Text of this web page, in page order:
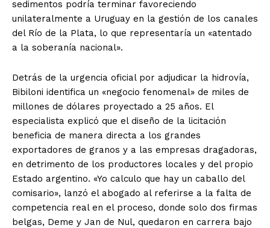
sedimentos podría terminar favoreciendo
unilateralmente a Uruguay en la gestión de los canales
del Río de la Plata, lo que representaría un «atentado
a la soberanía nacional».
Detrás de la urgencia oficial por adjudicar la hidrovía,
Bibiloni identifica un «negocio fenomenal» de miles de
millones de dólares proyectado a 25 años. El
especialista explicó que el diseño de la licitación
beneficia de manera directa a los grandes
exportadores de granos y a las empresas dragadoras,
en detrimento de los productores locales y del propio
Estado argentino. «Yo calculo que hay un caballo del
comisario», lanzó el abogado al referirse a la falta de
competencia real en el proceso, donde solo dos firmas
belgas, Deme y Jan de Nul, quedaron en carrera bajo